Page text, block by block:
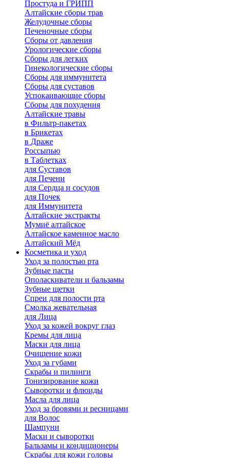
Простуда и ГРИПП
Алтайские сборы трав
Желудочные сборы
Печеночные сборы
Сборы от давления
Урологические сборы
Сборы для легких
Гинекологические сборы
Сборы для иммунитета
Сборы для суставов
Успокаивающие сборы
Сборы для похудения
Алтайские травы
в Фильтр-пакетах
в Брикетах
в Драже
Россыпью
в Таблетках
для Cуставов
для Печени
для Сердца и сосудов
для Почек
для Иммунитета
Алтайские экстракты
Мумиё алтайское
Алтайское каменное масло
Алтайский Мёд
Косметика и уход
Уход за полостью рта
Зубные пасты
Ополаскиватели и бальзамы
Зубные щетки
Спреи для полости рта
Смолка жевательная
для Лица
Уход за кожей вокруг глаз
Кремы для лица
Маски для лица
Очищение кожи
Уход за губами
Скрабы и пилинги
Тонизирование кожи
Сыворотки и флюиды
Масла для лица
Уход за бровями и ресницами
для Волос
Шампуни
Маски и сыворотки
Бальзамы и кондиционеры
Скрабы для кожи головы